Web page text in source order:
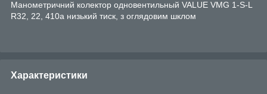
Манометричний колектор одновентильный VALUE VMG 1-S-L
R32, 22, 410a низький тиск, з оглядовим шклом
Характеристики